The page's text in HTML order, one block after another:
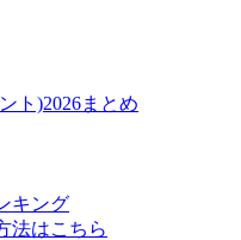
ト)2026まとめ
キング
法はこちら